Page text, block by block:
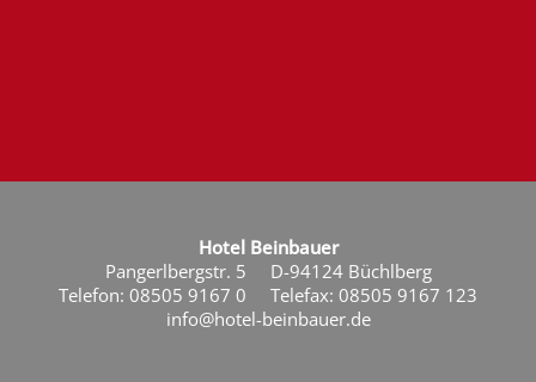
Hotel Beinbauer
Pangerlbergstr. 5
D-94124 Büchlberg
Telefon: 08505 9167 0
Telefax: 08505 9167 123
info@hotel-beinbauer.de